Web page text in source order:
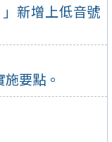
新增上低音號
要點。